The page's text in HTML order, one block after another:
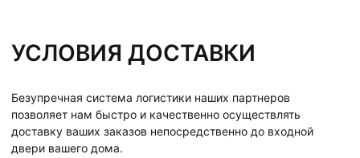
УСЛОВИЯ ДОСТАВКИ
Безупречная система логистики наших партнеров
позволяет нам быстро и качественно осуществлять
доставку ваших заказов непосредственно до входной
двери вашего дома.